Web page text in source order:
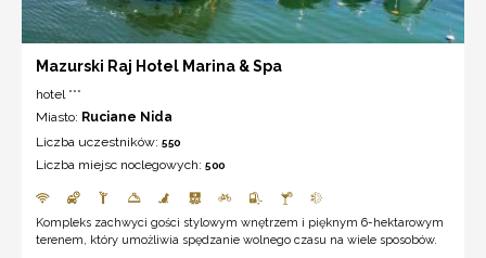
Mazurski Raj Hotel Marina & Spa
hotel ***
Miasto: Ruciane Nida
Liczba uczestników: 550
Liczba miejsc noclegowych: 500
Kompleks zachwyci gości stylowym wnętrzem i pięknym 6-hektarowym
terenem, który umożliwia spędzanie wolnego czasu na wiele sposobów.